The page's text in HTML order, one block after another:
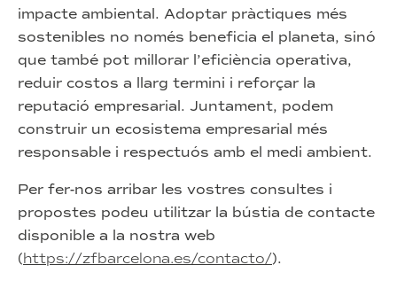
impacte ambiental. Adoptar pràctiques més
sostenibles no només beneficia el planeta, sinó
que també pot millorar l’eficiència operativa,
reduir costos a llarg termini i reforçar la
reputació empresarial. Juntament, podem
construir un ecosistema empresarial més
responsable i respectuós amb el medi ambient.
Per fer-nos arribar les vostres consultes i
propostes podeu utilitzar la bústia de contacte
disponible a la nostra web
(https://zfbarcelona.es/contacto/).